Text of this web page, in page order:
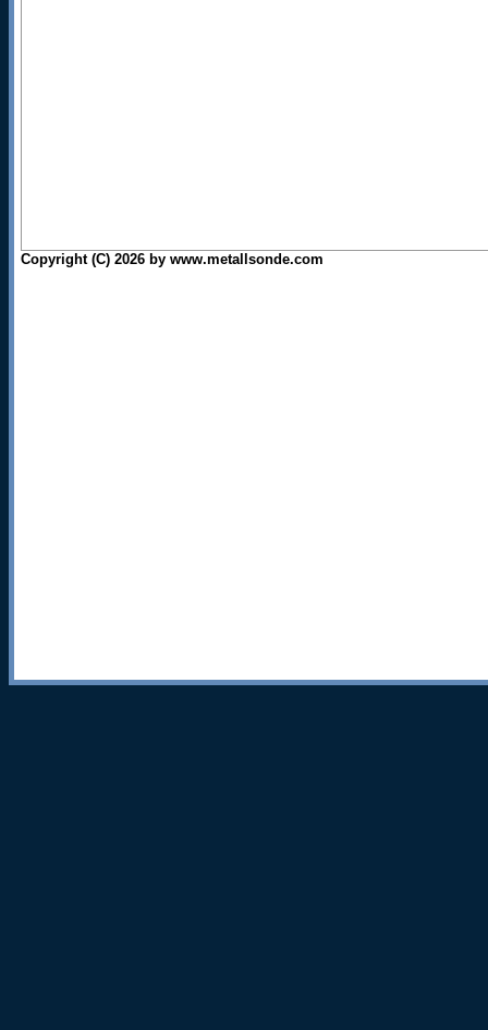
Copyright (C) 2026 by www.metallsonde.com